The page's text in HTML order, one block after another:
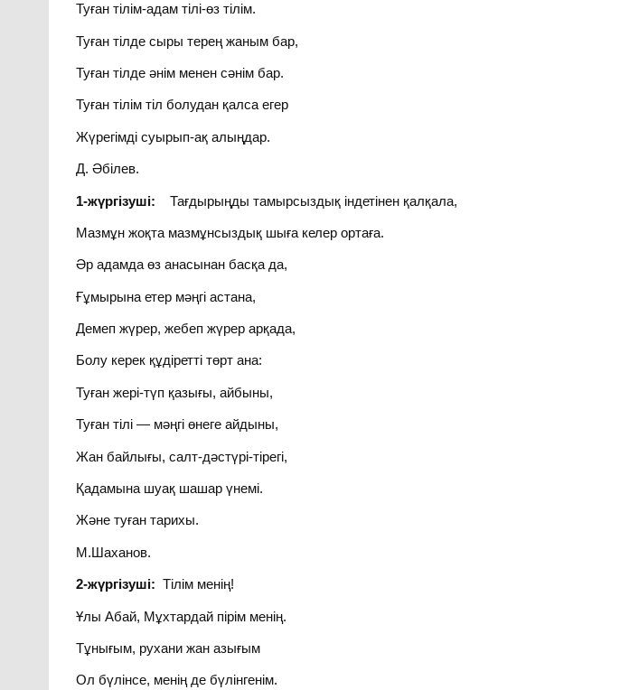
Туған тілім-адам тілі-өз тілім.
Туған тілде сыры терең жаным бар,
Туған тілде әнім менен сәнім бар.
Туған тілім тіл болудан қалса егер
Жүрегімді суырып-ақ алыңдар.
Д. Әбілев.
1-жүргізуші: Тағдырыңды тамырсыздық індетінен қалқала,
Мазмұн жоқта мазмұнсыздық шыға келер ортаға.
Әр адамда өз анасынан басқа да,
Ғұмырына етер мәңгі астана,
Демеп жүрер, жебеп жүрер арқада,
Болу керек құдіретті төрт ана:
Туған жері-түп қазығы, айбыны,
Туған тілі — мәңгі өнеге айдыны,
Жан байлығы, салт-дәстүрі-тірегі,
Қадамына шуақ шашар үнемі.
Және туған тарихы.
М.Шаханов.
2-жүргізуші: Тілім менің!
Ұлы Абай, Мұхтардай пірім менің.
Тұнығым, рухани жан азығым
Ол бүлінсе, менің де бүлінгенім.